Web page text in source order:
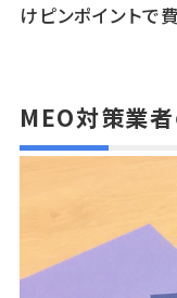
けピンポイントで
MEO対策業